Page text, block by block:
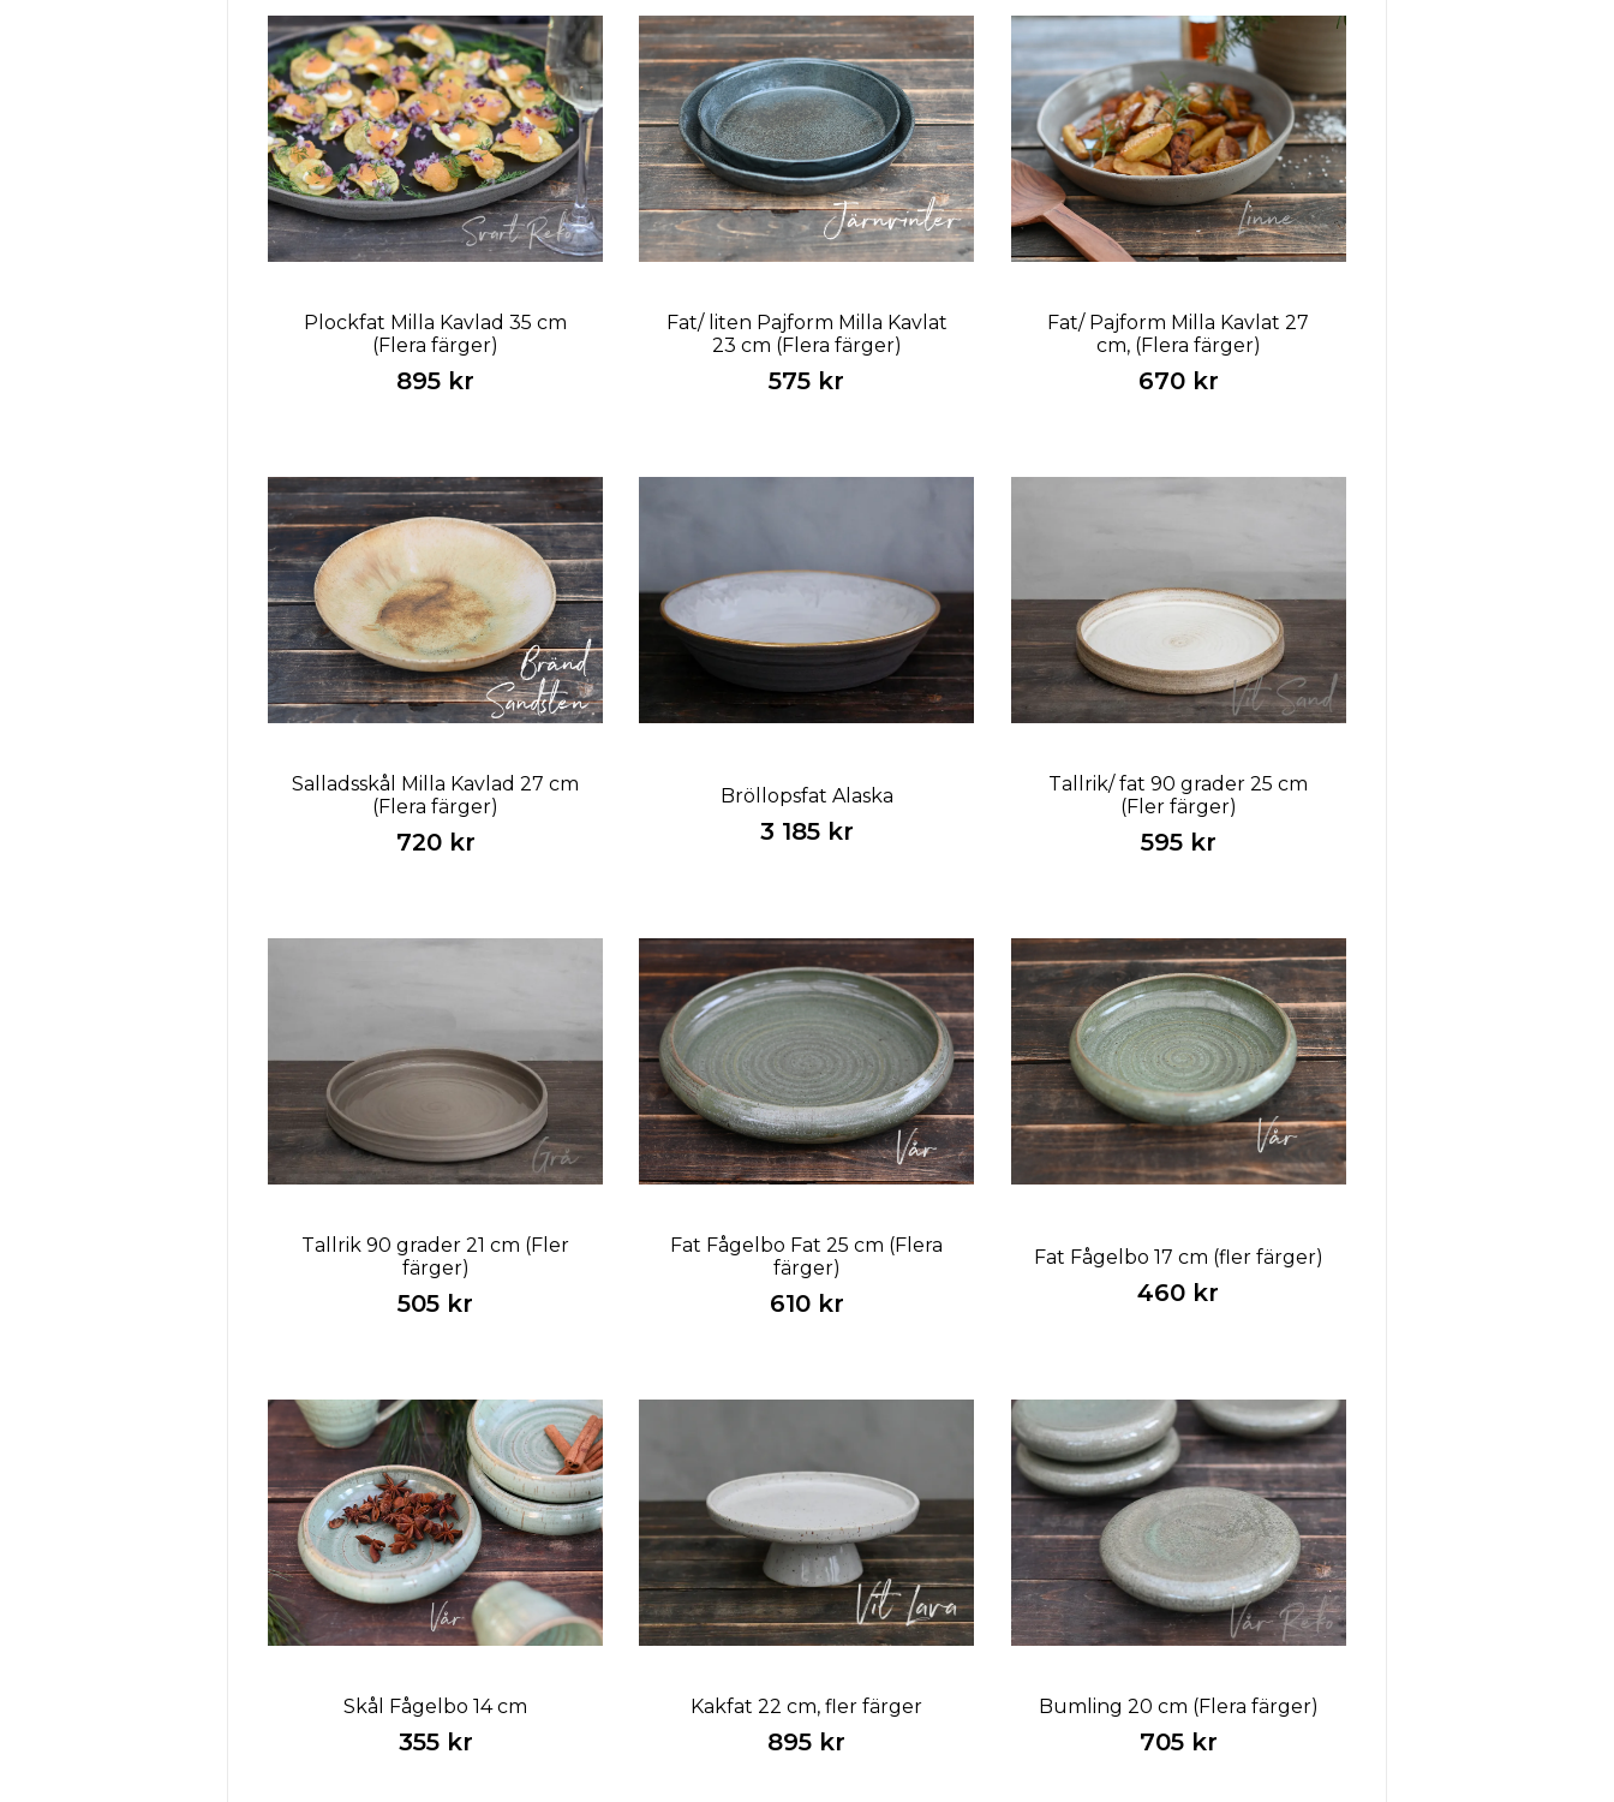
Plockfat Milla Kavlad 35 cm
(Flera färger)
895 kr
Fat/ liten Pajform Milla Kavlat
23 cm (Flera färger)
575 kr
Fat/ Pajform Milla Kavlat 27
cm, (Flera färger)
670 kr
Salladsskål Milla Kavlad 27 cm
(Flera färger)
720 kr
Bröllopsfat Alaska
3 185 kr
Tallrik/ fat 90 grader 25 cm
(Fler färger)
595 kr
Tallrik 90 grader 21 cm (Fler
färger)
505 kr
Fat Fågelbo Fat 25 cm (Flera
färger)
610 kr
Fat Fågelbo 17 cm (fler färger)
460 kr
Skål Fågelbo 14 cm
355 kr
Kakfat 22 cm, fler färger
895 kr
Bumling 20 cm (Flera färger)
705 kr